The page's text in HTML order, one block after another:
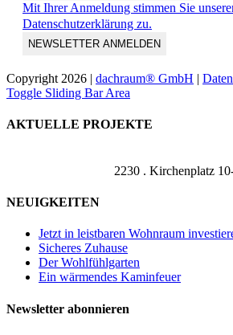
Mit Ihrer Anmeldung stimmen Sie
Datenschutzerklärung zu.
Copyright 2026 | dachraum® GmbH |
Toggle Sliding Bar Area
AKTUELLE PROJEKTE
2230 . Kirchenplatz
NEUIGKEITEN
Jetzt in leistbaren Wohnraum
Sicheres Zuhause
Der Wohlfühlgarten
Ein wärmendes Kaminfeuer
Newsletter abonnieren